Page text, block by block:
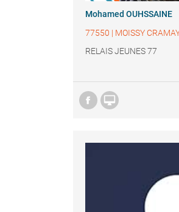
Mohamed OUHSSAINE
77550 | MOISSY
RELAIS JEUNES 77
